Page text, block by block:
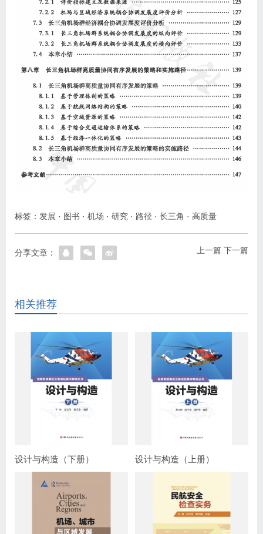
标签： 发展 · 图书 · 机场 · 研究 · 路径 · 长三角 · 高质量
上一篇 下一篇
分享文章：
相关推荐
设计与构造（下册） 设计与构造（上册）